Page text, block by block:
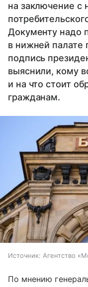
на заключение с
Документу надо
в нижней палате
подпись
выяснили, кому
и на что стоит
гражданам.
Источник: Агентство
По мнению